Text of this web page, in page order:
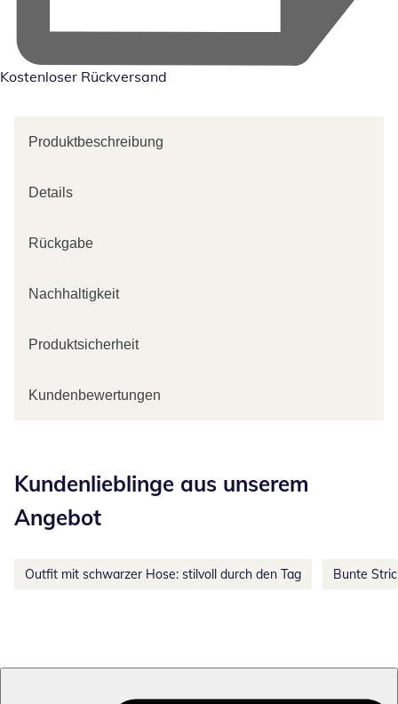
Kostenloser Rückversand
Produktbeschreibung
Details
Rückgabe
Nachhaltigkeit
Produktsicherheit
Kundenbewertungen
Kundenlieblinge aus unserem
Angebot
Outfit mit schwarzer Hose: stilvoll durch den Tag Bunte